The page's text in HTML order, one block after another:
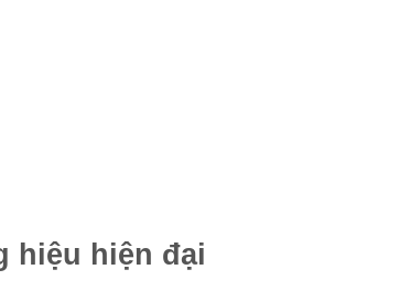
hiệu hiện đại